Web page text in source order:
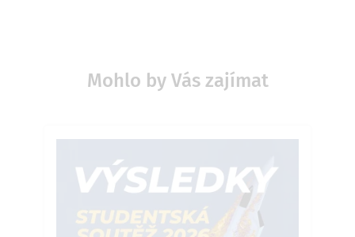
Mohlo by Vás zajímat